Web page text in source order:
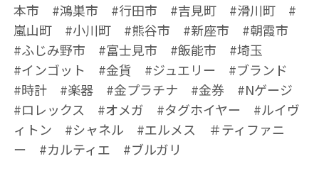
本市 #鴻巣市 #行田市 #吉見町 #滑川町 #
嵐山町 #小川町 #熊谷市 #新座市 #朝霞市
#ふじみ野市 #富士見市 #飯能市 #埼玉
#インゴット #金貨 #ジュエリー #ブランド
#時計 #楽器 #金プラチナ #金券 #Nゲージ
#ロレックス #オメガ #タグホイヤー #ルイヴ
ィトン #シャネル #エルメス ＃ティファニ
ー #カルティエ #ブルガリ